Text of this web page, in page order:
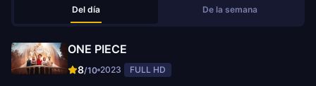
Del día De la semana
ONE PIECE
8/10 2023 FULL HD